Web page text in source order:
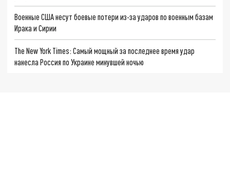
Военные США несут боевые потери из-за ударов по военным базам
Ирака и Сирии
The New York Times: Самый мощный за последнее время удар
нанесла Россия по Украине минувшей ночью